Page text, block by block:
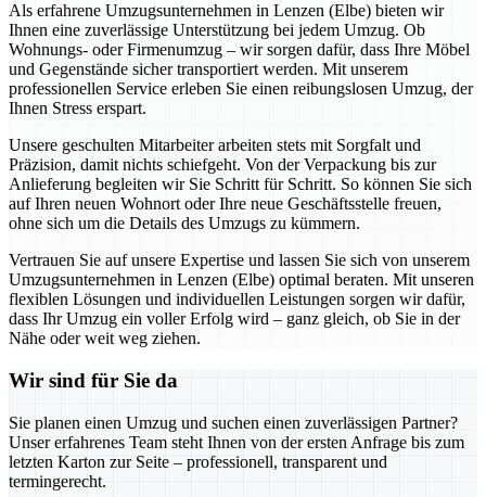
Als erfahrene Umzugsunternehmen in Lenzen (Elbe) bieten wir
Ihnen eine zuverlässige Unterstützung bei jedem Umzug. Ob
Wohnungs- oder Firmenumzug – wir sorgen dafür, dass Ihre Möbel
und Gegenstände sicher transportiert werden. Mit unserem
professionellen Service erleben Sie einen reibungslosen Umzug, der
Ihnen Stress erspart.
Unsere geschulten Mitarbeiter arbeiten stets mit Sorgfalt und
Präzision, damit nichts schiefgeht. Von der Verpackung bis zur
Anlieferung begleiten wir Sie Schritt für Schritt. So können Sie sich
auf Ihren neuen Wohnort oder Ihre neue Geschäftsstelle freuen,
ohne sich um die Details des Umzugs zu kümmern.
Vertrauen Sie auf unsere Expertise und lassen Sie sich von unserem
Umzugsunternehmen in Lenzen (Elbe) optimal beraten. Mit unseren
flexiblen Lösungen und individuellen Leistungen sorgen wir dafür,
dass Ihr Umzug ein voller Erfolg wird – ganz gleich, ob Sie in der
Nähe oder weit weg ziehen.
Wir sind für Sie da
Sie planen einen Umzug und suchen einen zuverlässigen Partner?
Unser erfahrenes Team steht Ihnen von der ersten Anfrage bis zum
letzten Karton zur Seite – professionell, transparent und
termingerecht.